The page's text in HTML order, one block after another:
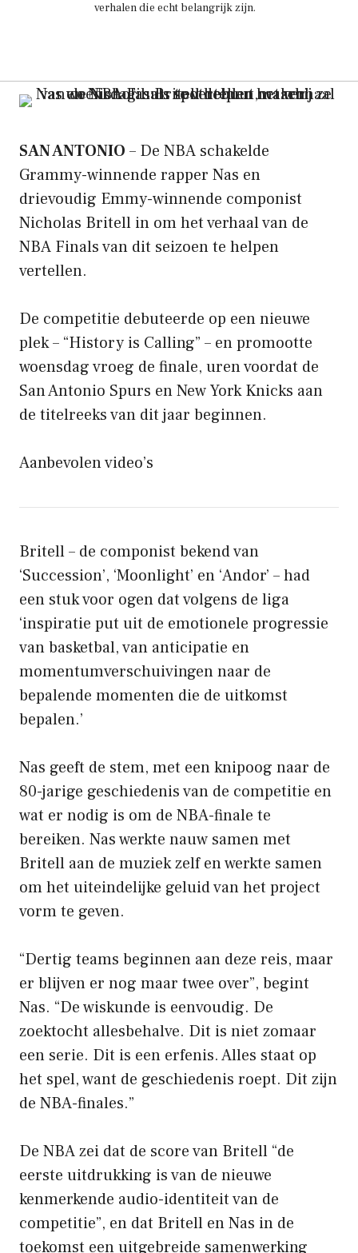
verhalen die echt belangrijk zijn.
SAN ANTONIO – De NBA schakelde
Grammy-winnende rapper Nas en
drievoudig Emmy-winnende componist
Nicholas Britell in om het verhaal van de
NBA Finals van dit seizoen te helpen
vertellen.
De competitie debuteerde op een nieuwe
plek – “History is Calling” – en promootte
woensdag vroeg de finale, uren voordat de
San Antonio Spurs en New York Knicks aan
de titelreeks van dit jaar beginnen.
Aanbevolen video’s
Britell – de componist bekend van
‘Succession’, ‘Moonlight’ en ‘Andor’ – had
een stuk voor ogen dat volgens de liga
‘inspiratie put uit de emotionele progressie
van basketbal, van anticipatie en
momentumverschuivingen naar de
bepalende momenten die de uitkomst
bepalen.’
Nas geeft de stem, met een knipoog naar de
80-jarige geschiedenis van de competitie en
wat er nodig is om de NBA-finale te
bereiken. Nas werkte nauw samen met
Britell aan de muziek zelf en werkte samen
om het uiteindelijke geluid van het project
vorm te geven.
“Dertig teams beginnen aan deze reis, maar
er blijven er nog maar twee over”, begint
Nas. “De wiskunde is eenvoudig. De
zoektocht allesbehalve. Dit is niet zomaar
een serie. Dit is een erfenis. Alles staat op
het spel, want de geschiedenis roept. Dit zijn
de NBA-finales.”
De NBA zei dat de score van Britell “de
eerste uitdrukking is van de nieuwe
kenmerkende audio-identiteit van de
competitie”, en dat Britell en Nas in de
toekomst een uitgebreide samenwerking